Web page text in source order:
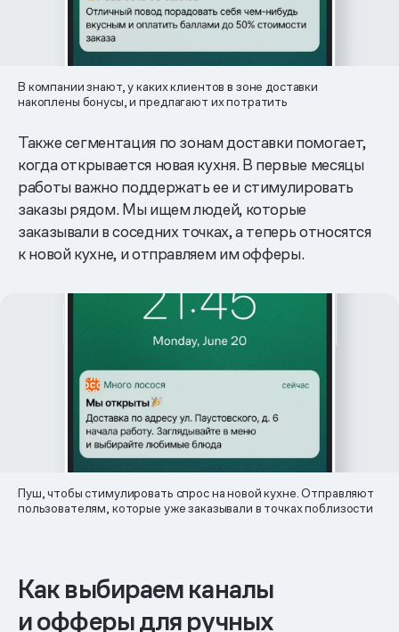
В компании знают, у каких клиентов в зоне доставки
накоплены бонусы, и предлагают их потратить
Также сегментация по зонам доставки помогает,
когда открывается новая кухня. В первые месяцы
работы важно поддержать ее и стимулировать
заказы рядом. Мы ищем людей, которые
заказывали в соседних точках, а теперь относятся
к новой кухне, и отправляем им офферы.
Пуш, чтобы стимулировать спрос на новой кухне. Отправляют
пользователям, которые уже заказывали в точках поблизости
Как выбираем каналы
и офферы для ручных